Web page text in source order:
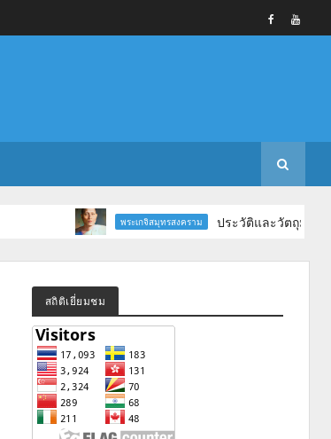
พระเกจิสมุทรสงคราม ประวัติและวัตถุมงคลหลวงพ่อ
สถิติเยี่ยมชม